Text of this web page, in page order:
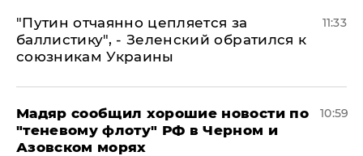
"Путин отчаянно цепляется за
баллистику", - Зеленский обратился к
союзникам Украины
11:33
Мадяр сообщил хорошие новости по
"теневому флоту" РФ в Черном и
Азовском морях
10:59